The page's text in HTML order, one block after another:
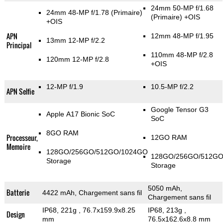
APN
Principal
24mm 48-MP f/1.78(Primaire)
+OIS
13mm 12-MP f/2.2
120mm 12-MP f/2.8
24mm 50-MP f/1.68
(Primaire) +OIS
12mm 48-MP f/1.95
110mm 48-MP f/2.8
+OIS
APN Selfie 12-MP f/1.9 10.5-MP f/2.2
Processeur,
Memoire
Apple A17 Bionic SoC
8GO RAM
128GO/256GO/512GO/1024GO
Storage
Google Tensor G3
SoC
12GO RAM
128GO/256GO/512GO
Storage
Batterie 4422 mAh, Chargement sans fil
5050 mAh,
Chargement sans fil
Design IP68, 221g
, 76.7x159.9x8.25
mm
IP68, 213g
76.5x162.6x8.8 mm